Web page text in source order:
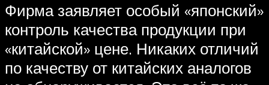
Фирма заявляет особый «японский»
контроль качества продукции при
«китайской» цене. Никаких отличий
по качеству от китайских аналогов